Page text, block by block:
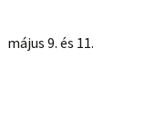
május 9. és 11.